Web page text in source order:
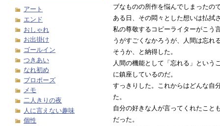
ブなものの所作を悩んでしまったの
ある日、その悶々とした想いは払拭
私の尊敬するコピーライターがこう
うがすごくなかろうが、人間は忘れ
そうか、と納得した。
人間の機能として「忘れる」という
に鎮座しているのだ。
すっきりした。これからはどんな自
た。
自分の好きな人が言ってくれたこと
だった。
アート
エンド
おしゃれ
お出掛け
ゴールイン
つきあい
なれ初め
プロポーズ
メモ
二人きりの夜
人に言えない趣味
個性